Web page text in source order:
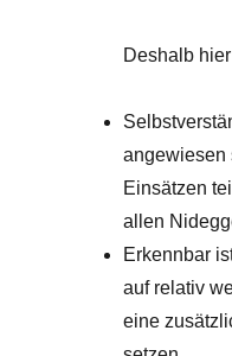
Deshalb
angewiesen
Einsätzen
allen
Erkennbar
auf relativ
eine